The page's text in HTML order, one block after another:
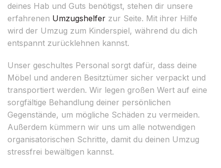
deines Hab und Guts benötigst, stehen dir unsere
erfahrenen Umzugshelfer zur Seite. Mit ihrer Hilfe
wird der Umzug zum Kinderspiel, während du dich
entspannt zurücklehnen kannst.
Unser geschultes Personal sorgt dafür, dass deine
Möbel und anderen Besitztümer sicher verpackt und
transportiert werden. Wir legen großen Wert auf eine
sorgfältige Behandlung deiner persönlichen
Gegenstände, um mögliche Schäden zu vermeiden.
Außerdem kümmern wir uns um alle notwendigen
organisatorischen Schritte, damit du deinen Umzug
stressfrei bewältigen kannst.